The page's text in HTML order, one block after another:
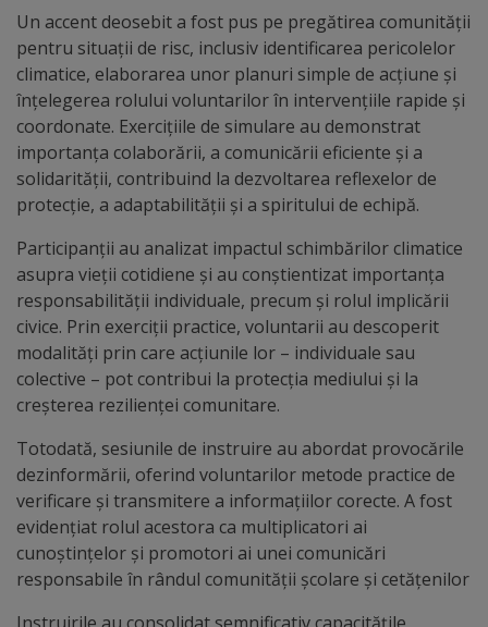
(harta
sculpturilor)
Monumente
arhitecturale
Personalități
marcante
Sportivi
de
performanță
Orașul
în
imagini
Galerie
video
Un accent deosebit a fost pus pe pregătirea comunității
pentru situații de risc, inclusiv identificarea pericolelor
climatice, elaborarea unor planuri simple de acțiune și
înțelegerea rolului voluntarilor în intervențiile rapide și
coordonate. Exercițiile de simulare au demonstrat
importanța colaborării, a comunicării eficiente și a
solidarității, contribuind la dezvoltarea reflexelor de
protecție, a adaptabilității și a spiritului de echipă.
Participanții au analizat impactul schimbărilor climatice
asupra vieții cotidiene și au conștientizat importanța
responsabilității individuale, precum și rolul implicării
civice. Prin exerciții practice, voluntarii au descoperit
modalități prin care acțiunile lor – individuale sau
colective – pot contribui la protecția mediului și la
creșterea rezilienței comunitare.
Totodată, sesiunile de instruire au abordat provocările
dezinformării, oferind voluntarilor metode practice de
verificare și transmitere a informațiilor corecte. A fost
evidențiat rolul acestora ca multiplicatori ai
cunoștințelor și promotori ai unei comunicări
responsabile în rândul comunității școlare și cetățenilor